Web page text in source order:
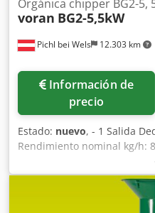
Pichl bei Wels 12.303 km
Orgánica chipper BG2-5,
voran BG2-5,5kW
Información de
precio
Estado: nuevo, - 1 Salida
Rendimiento nominal kg/h:
5,5 (7,5) kW (CV) Conexión
Protección eléctrica: 16 A
mm Altura: 1520 mm Peso:
Altura de la salida: 475 mm